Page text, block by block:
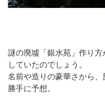
謎の廃墟「銀水苑」作り
していたのでしょう。
名前や造りの豪華さから
勝手に予想。